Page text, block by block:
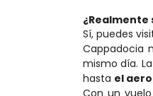
¿Realmente
Sí, puedes
Cappadocia
mismo día.
hasta el
Con un